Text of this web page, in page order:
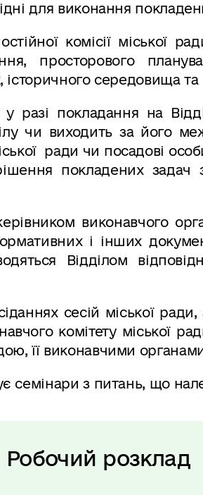
для виконання
комісії міської
просторового
історичного середовища та
разі покладання на
чи виходить за його
ради чи посадові
покладених
виконавчого
і інших
Відділом
сесій міської ради,
комітету міської
її виконавчими
семінари з питань, що
Робочий розклад